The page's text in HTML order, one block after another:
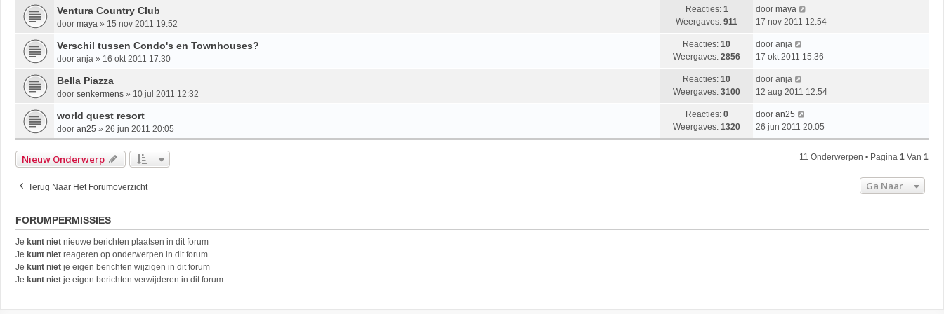
Ventura Country Club
door maya » 15 nov 2011 19:52
Reacties: 1
Weergaves: 911
door maya
17 nov 2011 12:54
Verschil tussen Condo's en Townhouses?
door anja » 16 okt 2011 17:30
Reacties: 10
Weergaves: 2856
door anja
17 okt 2011 15:36
Bella Piazza
door senkermens » 10 jul 2011 12:32
Reacties: 10
Weergaves: 3100
door anja
12 aug 2011 12:54
world quest resort
door an25 » 26 jun 2011 20:05
Reacties: 0
Weergaves: 1320
door an25
26 jun 2011 20:05
Nieuw Onderwerp 11 Onderwerpen • Pagina 1 Van 1
Terug Naar Het Forumoverzicht Ga Naar
FORUMPERMISSIES
Je kunt niet nieuwe berichten plaatsen in dit forum
Je kunt niet reageren op onderwerpen in dit forum
Je kunt niet je eigen berichten wijzigen in dit forum
Je kunt niet je eigen berichten verwijderen in dit forum